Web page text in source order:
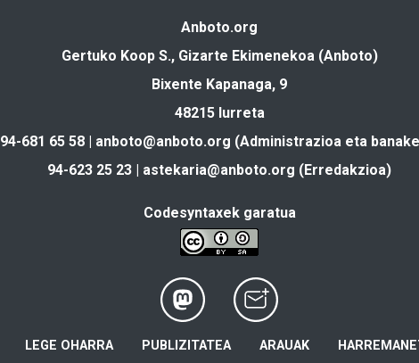
Anboto.org
Gertuko Koop S., Gizarte Ekimenekoa (Anboto)
Bixente Kapanaga, 9
48215 Iurreta
94-681 65 58 | anboto@anboto.org (Administrazioa eta
94-623 25 23 | astekaria@anboto.org (Erredakzioa)
Codesyntaxek garatua
LEGE OHARRA PUBLIZITATEA ARAUAK